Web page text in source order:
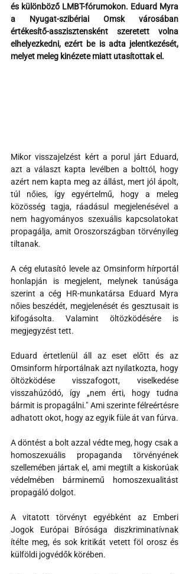
és különböző LMBT-fórumokon. Eduard Myra
a Nyugat-szibériai Omsk városában
értékesítő-asszisztensként szeretett volna
elhelyezkedni, ezért be is adta jelentkezését,
melyet meleg kinézete miatt utasítottak el.
Mikor visszajelzést kért a porul járt Eduard,
azt a választ kapta levélben a bolttól, hogy
azért nem kapta meg az állást, mert jól ápolt,
túl nőies, így egyértelmű, hogy a meleg
közösség tagja, ráadásul megjelenésével a
nem hagyományos szexuális kapcsolatokat
propagálja, amit Oroszországban törvényileg
tiltanak.
A cég elutasító levele az Omsinform hírportál
honlapján is megjelent, melynek tanúsága
szerint a cég HR-munkatársa Eduard Myra
nőies beszédét, megjelenését és gesztusait is
kifogásolta. Valamint öltözködésére is
megjegyzést tett.
Eduard értetlenül áll az eset előtt és az
Omsinform hírportálnak azt nyilatkozta, hogy
öltözködése visszafogott, viselkedése
visszahúzódó, így „nem érti, hogy tudna
bármit is propagálni." Ami szerinte félreértésre
adhatott okot, hogy az egyik füle át van fúrva.
A döntést a bolt azzal védte meg, hogy csak a
homoszexuális propaganda törvényének
szellemében jártak el, ami megtilt a kiskorúak
védelmében bárminemű homoszexualitást
propagáló dolgot.
A vitatott törvényt egyébként az Emberi
Jogok Európai Bírósága diszkriminatívnak
ítélte meg, és sok kritikát vetett föl orosz és
külföldi jogvédők körében.